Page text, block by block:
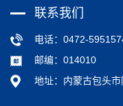
联系我们
电话：0472-
邮编：014010
地址：内蒙古包头